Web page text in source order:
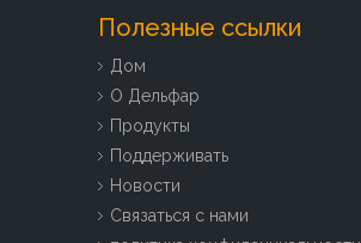
Полезные ссылки
Дом
О Дельфар
Продукты
Поддерживать
Новости
Связаться с нами